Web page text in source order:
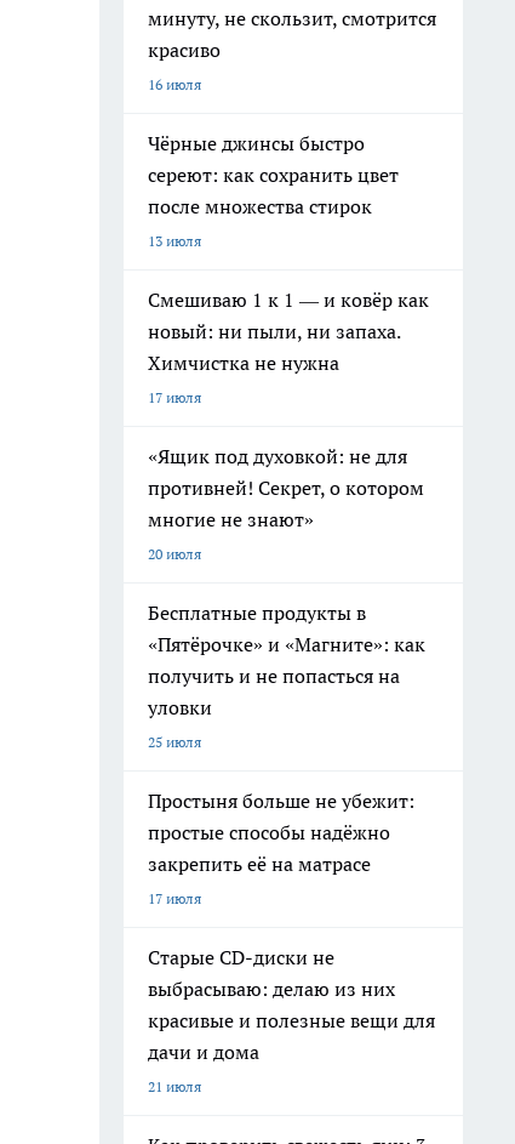
минуту, не скользит, смотрится
красиво
16 июля
Чёрные джинсы быстро
сереют: как сохранить цвет
после множества стирок
13 июля
Смешиваю 1 к 1 — и ковёр как
новый: ни пыли, ни запаха.
Химчистка не нужна
17 июля
«Ящик под духовкой: не для
противней! Секрет, о котором
многие не знают»
20 июля
Бесплатные продукты в
«Пятёрочке» и «Магните»: как
получить и не попасться на
уловки
25 июля
Простыня больше не убежит:
простые способы надёжно
закрепить её на матрасе
17 июля
Старые CD-диски не
выбрасываю: делаю из них
красивые и полезные вещи для
дачи и дома
21 июля